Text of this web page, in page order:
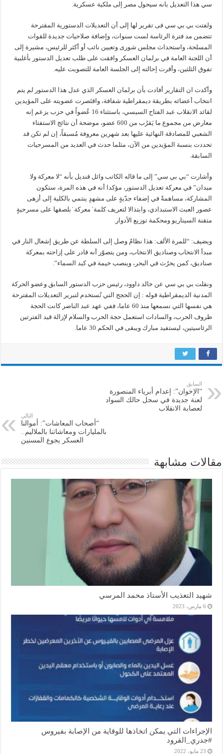
سي هذا التعديل بانه سيحول مصر إلى ملكية عسكرية.
ولفتت بي بي سي فى تقرير لها إلى أن التعديلات الدستورية المقترحة
تتضمن مد فترة الرئاسة لست سنوات، وإضافة صلاحيات جديدة للقوات
المسلحة، واستحداث مجلس شورى وتعيين نائب أو أكثر للرئيس، مشيرة إلى
أن اللجنة العامة في برلمان العسكر وافقت على طلب تعديل الدستور بأغلبية
تفوق الثلثين، وأقرت إحالته إلى الجلسة العامة للتصويت عليه.
وأكدت ان التقارير أفادت بأن برلمان العسكر الذي عدل هذا الدستور لم يتم
انتخاب أعضائه بطريقة ديمقراطية شفافة، واقتَصرت عضويته على المؤيدين
لقائد الانقلاب عبد الفتاح السيسي، باستثناء 16 عُضواً في حزب يزعم إنه
معارض من مجموع ما يَقرُب من 600 عضو، موضحة أن نتائج الاستفتاء
الشعبي للمصادقة النهائية عليها بعد شهرين معروفة مُسبقاً، إن لم تكن قد
تحددت بنسبة المؤيدين من الآن، مثلما حدث في العديد من المسرحيات
السابقة.
وأشارت “بي بي سي” إلى ما قاله الكاتب وائل قنديل بأنه “لا معركة ولا
ميدان” في معركة تعديل الدستور، مؤكدا أنه في هذه المرة، ستكون
المشاركة، مساهمةً في إضفاء جدّيةٍ على مشهدٍ ينتمي بالكلية إلى أزهى
عصور العبث الاستبدادي، وابتذالا لتعريف كلمة ̕ معركة ̔ بلصقها على مسرحيةٍ
متقنة السيناريو ومحكمة توزيع الأدوار.
ويضيف: “للمرة الألف: هذا نظامٌ وصل إلى السلطة عن طريق إشعال النار في
مبدأ الانتخاب وصناديق الانتخاب، ومن يتصوّر أنه قادر على إزاحته بمعركة
صناديق، كمن يحرُث في البحر، وينصب خيمة في كبد السماء”.
ونقلت بي بي سي عن خالد داوود، رئيس حزب الدستور السابق وعضو الحركة
المدنية الديمقراطية قوله : إن الحجج التي تُستخدم لتبرير التعديلات المقترحة
هي نفسها التي نسمعها منذ 60 عاما، ففي عهد عبد الناصر كانت الحجة
ظروف الحرب، والسادات استعمل حجة الحرب والسلام لإزالة قيد الفترتين
الرئاسيتين، ليستفيد مبارك ويبقى في الحكم 30 عاما.
السابق
“الإخوان”: إعدام أبرياء المنصورة
لعنة جديدة في سجل حالك السواد
لعصابة الانقلاب
التالي
“أصحاب المعاشات”: أموالنا
بالمليارات ومعاشاتنا بالملاليم..
العسكر يجوع المسنين
مقالات مشابهة
شهيد التعذيب الأستاذ محمد المرسي
6 مارس، 2023
الإجراءات التي يمكن اتخاذها للوقاية من الإصابة بفيروس
#جدري_القرود
23 مايو، 2022